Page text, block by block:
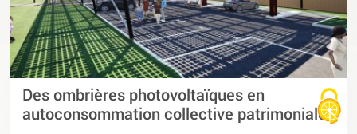
Des ombrières photovoltaïques en
autoconsommation collective patrimoniale